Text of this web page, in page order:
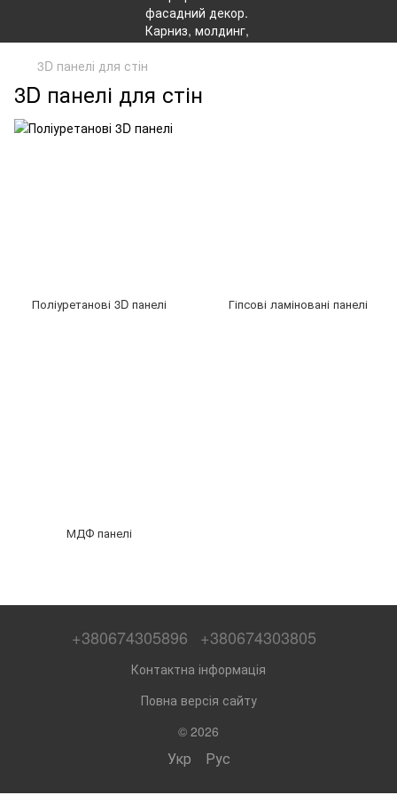
3D панелі для стін
3D панелі для стін
Поліуретанові 3D панелі Гіпсові ламіновані панелі
МДФ панелі
+380674305896 +380674303805
Контактна інформація
Повна версія сайту
© 2026
Укр Рус